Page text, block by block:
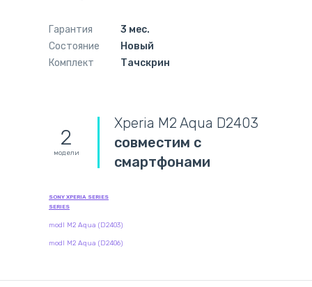
Гарантия
3 мес.
Состояние
Новый
Комплект
Тачскрин
2
модели
Xperia M2 Aqua D2403
совместим с
смартфонами
SONY XPERIA SERIES
SERIES
modl M2 Aqua (D2403)
modl M2 Aqua (D2406)